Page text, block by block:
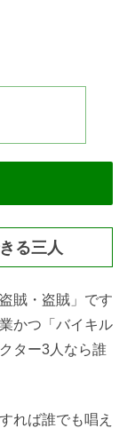
る三人
賊・盗賊」です
かつ「バイキル
ター3人なら誰
れば誰でも唱え